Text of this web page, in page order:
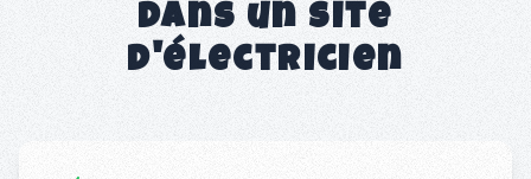
dans un site
d'électricien